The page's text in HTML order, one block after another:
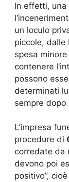
In effetti, una
un loculo
piccole, dalle
spesa
contenere
possono
determinati
sempre dopo
L’impresa
procedure di
corredate da
devono poi
positivo”,